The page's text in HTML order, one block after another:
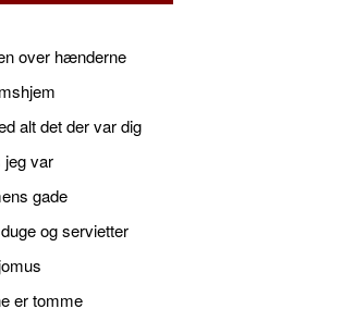
over hænderne
alt det der var dig
var
gade
og servietter
er tomme